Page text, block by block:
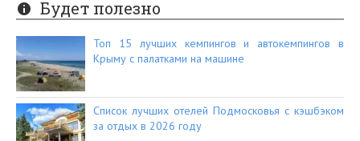
Будет полезно
Топ 15 лучших кемпингов и автокемпингов в
Крыму с палатками на машине
Список лучших отелей Подмосковья с кэшбэком
за отдых в 2026 году